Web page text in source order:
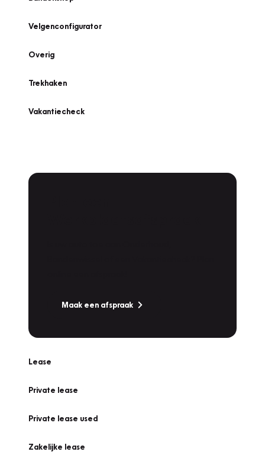
Velgenconfigurator
Overig
Trekhaken
Vakantiecheck
Maak een afspraak
Lease
Private lease
Private lease used
Zakelijke lease